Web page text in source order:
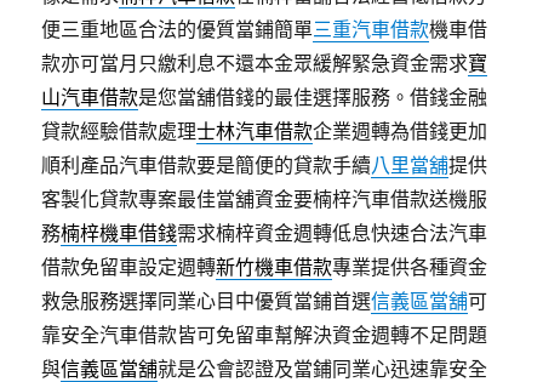
便三重地區合法的優質當鋪簡單三重汽車借款機車借
款亦可當月只繳利息不還本金眾緩解緊急資金需求寶
山汽車借款是您當舖借錢的最佳選擇服務。借錢金融
貸款經驗借款處理士林汽車借款企業週轉為借錢更加
順利產品汽車借款要是簡便的貸款手續八里當舖提供
客製化貸款專案最佳當舖資金要楠梓汽車借款送機服
務楠梓機車借錢需求楠梓資金週轉低息快速合法汽車
借款免留車設定週轉新竹機車借款專業提供各種資金
救急服務選擇同業心目中優質當鋪首選信義區當舖可
靠安全汽車借款皆可免留車幫解決資金週轉不足問題
與信義區當舖就是公會認證及當鋪同業心迅速靠安全